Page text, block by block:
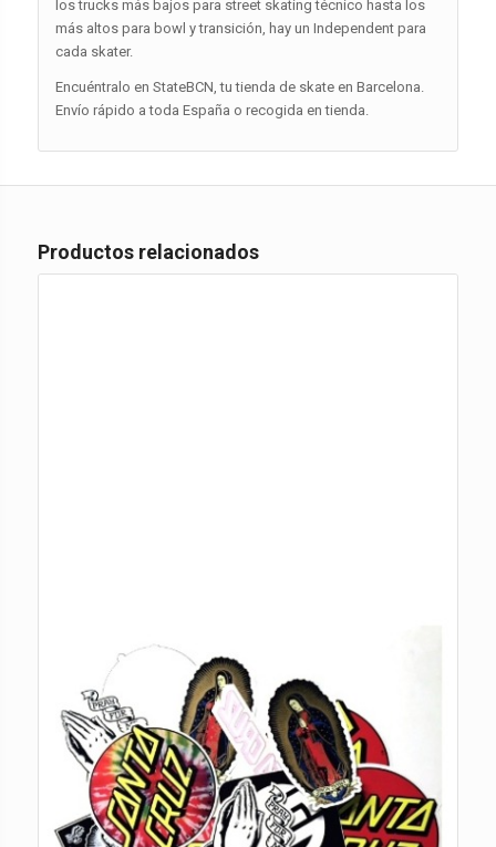
los trucks más bajos para street skating técnico hasta los
más altos para bowl y transición, hay un Independent para
cada skater.
Encuéntralo en StateBCN, tu tienda de skate en Barcelona.
Envío rápido a toda España o recogida en tienda.
Productos relacionados